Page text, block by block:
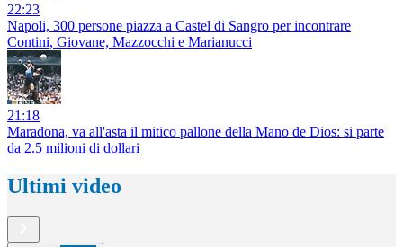
22:23
Napoli, 300 persone piazza a Castel di Sangro per incontrare
Contini, Giovane, Mazzocchi e Marianucci
21:18
Maradona, va all'asta il mitico pallone della Mano de Dios: si parte
da 2.5 milioni di dollari
Ultimi video